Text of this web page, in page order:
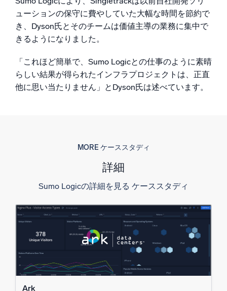
ューションの保守に費やしていた大幅な時間を節約で
き、Dyson氏とそのチームは価値主導の業務に集中で
きるようになりました。
「これほど簡単で、Sumo Logicとの仕事のように素晴
らしい結果が得られたインフラプロジェクトは、正直
他に思い当たりません」とDyson氏は述べています。
MORE ケーススタディ
詳細
Sumo Logicの詳細を見る ケーススタディ
Ark